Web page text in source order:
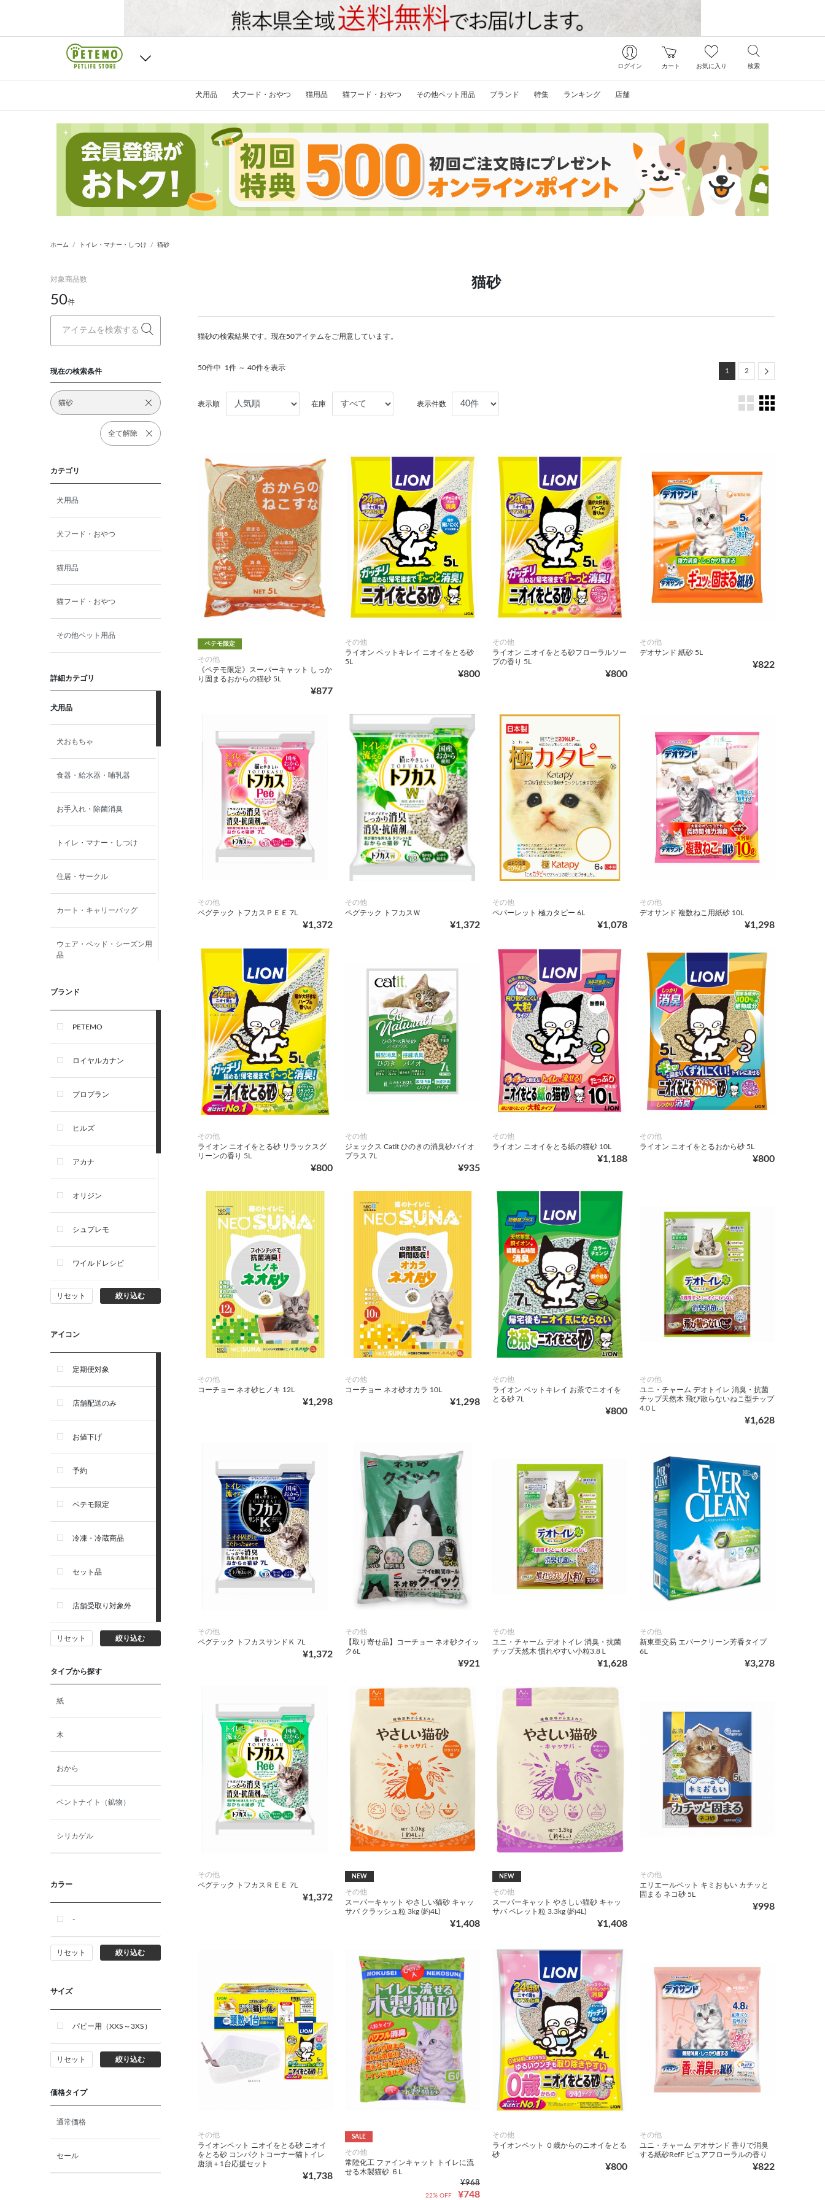
ログイン カート お気に入り 検索
犬用品 犬フード・おやつ 猫用品 猫フード・おやつ その他ペット用品 ブランド 特集 ランキング 店舗
ホーム トイレ・マナー・しつけ 猫砂
対象商品数
50件
現在の検索条件
猫砂
全て解除
カテゴリ
犬用品
犬フード・おやつ
猫用品
猫フード・おやつ
その他ペット用品
詳細カテゴリ
犬用品
犬おもちゃ
食器・給水器・哺乳器
お手入れ・除菌消臭
トイレ・マナー・しつけ
住居・サークル
カート・キャリーバッグ
ウェア・ベッド・シーズン用
品
首輪・ハーネス(胴輪)・リー
イ・ウェット）
犬ドライフード
犬ウェットフード
犬おやつ
犬サプリ・ミルク・栄養補給
品
首輪・ハーネス(胴輪)・リー
猫ドライフード
猫ウェットフード
猫おやつ
猫サプリ・ミルク・栄養補給
その他ペット用品
小動物・鳥用品
生類）
ブランド
PETEMO
ロイヤルカナン
プロプラン
ヒルズ
アカナ
オリジン
シュプレモ
ワイルドレシピ
ナチュラルチョイス
ウェルネス
アーテミス
セレクトバランス
リガロ
ソルビダ
フィジカライフ
リセット 絞り込む
アイコン
定期便対象
店舗配送のみ
お値下げ
予約
ペテモ限定
冷凍・冷蔵商品
セット品
店舗受取り対象外
リセット 絞り込む
タイプから探す
紙
木
おから
ベントナイト（鉱物）
シリカゲル
カラー
-
リセット 絞り込む
サイズ
パピー用（XXS～3XS）
リセット 絞り込む
価格タイプ
通常価格
セール
猫砂
猫砂の検索結果です。現在50アイテムをご用意しています。
50件中 1件 ～ 40件を表示 1 2 Next
表示順 在庫 表示件数
ペテモ限定
その他
《ペテモ限定》スーパーキャット しっか
り固まるおからの猫砂 5L
¥877
その他
ライオン ペットキレイ ニオイをとる砂
5L
¥800
その他
ライオン ニオイをとる砂フローラルソー
プの香り 5L
¥800
その他
デオサンド 紙砂 5L
¥822
その他
ペグテック トフカスＰＥＥ 7L
¥1,372
その他
ペグテック トフカスＷ
¥1,372
その他
ペパーレット 極カタピー 6L
¥1,078
その他
デオサンド 複数ねこ用紙砂 10L
¥1,298
その他
ライオン ニオイをとる砂 リラックスグ
リーンの香り 5L
¥800
その他
ジェックス Catit ひのきの消臭砂バイオ
プラス 7L
¥935
その他
ライオン ニオイをとる紙の猫砂 10L
¥1,188
その他
ライオン ニオイをとるおから砂 5L
¥800
その他
コーチョー ネオ砂ヒノキ 12L
¥1,298
その他
コーチョー ネオ砂オカラ 10L
¥1,298
その他
ライオン ペットキレイ お茶でニオイを
とる砂 7L
¥800
その他
ユニ・チャーム デオトイレ 消臭・抗菌
チップ天然木 飛び散らないねこ型チップ
4.0Ｌ
¥1,628
その他
ペグテック トフカスサンドＫ 7L
¥1,372
その他
【取り寄せ品】コーチョー ネオ砂クイッ
ク6L
¥921
その他
ユニ・チャーム デオトイレ 消臭・抗菌
チップ天然木 慣れやすい小粒3.8Ｌ
¥1,628
その他
新東亜交易 エバークリーン芳香タイプ
6L
¥3,278
その他
ペグテック トフカスＲＥＥ 7L
¥1,372
NEW
その他
スーパーキャット やさしい猫砂 キャッ
サバ クラッシュ粒 3kg (約4L)
¥1,408
NEW
その他
スーパーキャット やさしい猫砂 キャッ
サバ ペレット粒 3.3kg (約4L)
¥1,408
その他
エリエールペット キミおもい カチッと
固まる ネコ砂 5L
¥998
その他
ライオンペット ニオイをとる砂 ニオイ
をとる砂 コンパクトコーナー猫トイレ
唐須＋1台応援セット
¥1,738
SALE
その他
常陸化工 ファインキャット トイレに流
せる木製猫砂 ６L
¥968
¥748
22% OFF
その他
ライオンペット ０歳からのニオイをとる
砂
¥800
その他
ユニ・チャーム デオサンド 香りで消臭
する紙砂RefF ピュアフローラルの香り
¥822